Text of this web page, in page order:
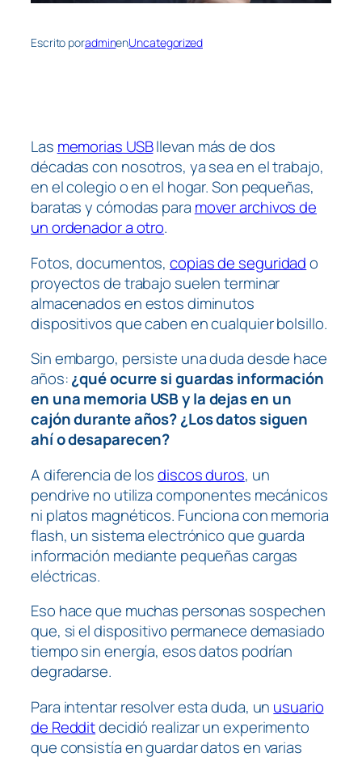
Escrito poradminenUncategorized
Las memorias USBllevan más de dos
décadas con nosotros, ya sea en el trabajo,
en el colegio o en el hogar. Son pequeñas,
baratas y cómodas para mover archivos de
un ordenador a otro.
Fotos, documentos,copias de seguridado
proyectos de trabajo suelen terminar
almacenados en estos diminutos
dispositivos que caben en cualquier bolsillo.
Sin embargo, persiste una duda desde hace
años:¿qué ocurre si guardas información
en una memoria USB y la dejas en un
cajón durante años? ¿Los datos siguen
ahí o desaparecen?
A diferencia de losdiscos duros, un
pendrive no utiliza componentes mecánicos
ni platos magnéticos. Funciona con memoria
flash, un sistema electrónico que guarda
información mediante pequeñas cargas
eléctricas.
Eso hace que muchas personas sospechen
que, si el dispositivo permanece demasiado
tiempo sin energía, esos datos podrían
degradarse.
Para intentar resolver esta duda, un usuario
de Redditdecidió realizar un experimento
que consistía en guardar datos en varias